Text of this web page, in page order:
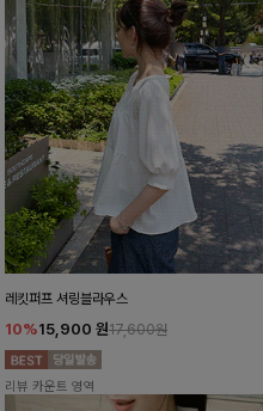
레킷퍼프 셔링블라우스
10%15,900 원17,600원
리뷰 카운트 영역